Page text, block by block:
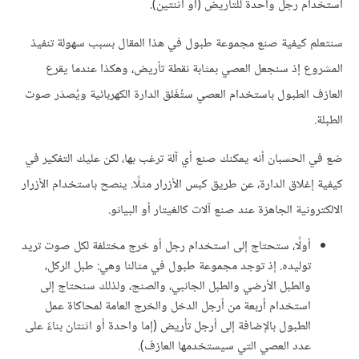
استخدام رجل واحدة للتأريض (أو اثنتين).
سنتعلم كيفية صنع مجموعة طبول في هذا المقال بسبب سهولة تنفيذ
المشروع إذ سنجعل العصي بمثابة نقطة تأريض، وهكذا عندما يقرع
العازف الطبول باستخدام العصي ستُغَلق الدارة الكهربائية ويُصدَر صوت
الطبلة.
ضع في الحسبان أنه يمكنك صنع أي آلة ترغب بها، لكن عليك التفكير في
كيفية إغلاق الدارة، عن طريق كبس الأزرار مثلًا. ينصح باستخدام الأزرار
الالكترونية الجاهزة عند صنع آلات كالغيتار أو البيانو.
أولًا، ستحتاج إلى استخدام رجل أو خرج مختلفة لكل صوت تريد
توليده. إذ توجد مجموعة طبول في مثالنا وهي: طبل الركل،
والطبل الأرضي والطبل الجانبي، والصنج، ولذلك سنحتاج إلى
استخدام أربعة من أرجل الدخل والخرج العامة لمحاكاة عمل
الطبول بالإضافة إلى أرجل تأريض (إما واحدة أو اثنتان بناءً على
عدد العصي التي سيستخدمها العازف).